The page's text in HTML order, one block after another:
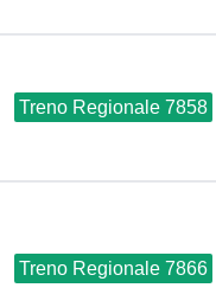
Treno Regionale 7858
Treno Regionale 7866